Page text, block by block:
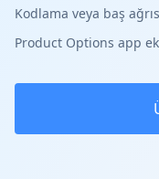
Kodlama veya baş
Product Options app